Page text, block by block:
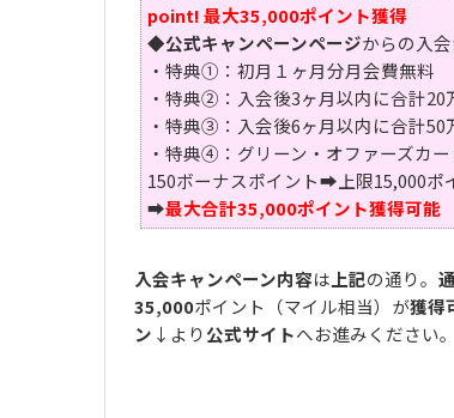
point! 最大35,000ポイント獲得
◆公式キャンペーンページからの入
・特典①：初月１ヶ月分月会費無料
・特典②：入会後3ヶ月以内に合計20
・特典③：入会後6ヶ月以内に合計50
・特典④：グリーン・オファーズカ
150ボーナスポイント➡上限15,000ポ
➡最大合計35,000ポイント獲得可能
入会キャンペーン内容は 上記の通り。
35,000ポイント（マイル相当）が獲得
ン ↓より公式サイトへお進みください。